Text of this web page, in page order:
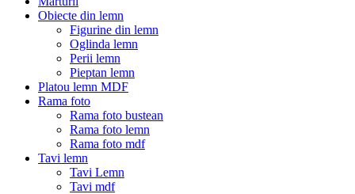
Obiecte din lemn
Figurine din lemn
Oglinda lemn
Perii lemn
Pieptan lemn
Platou lemn MDF
Rama foto
Rama foto bustean
Rama foto lemn
Rama foto mdf
Tavi lemn
Tavi Lemn
Tavi mdf